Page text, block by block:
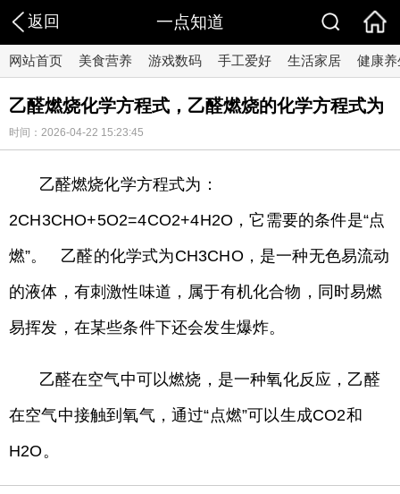
返回 一点知道
网站首页 美食营养 游戏数码 手工爱好 生活家居 健康养
乙醛燃烧化学方程式，乙醛燃烧的化学方程式为
时间：2026-04-22 15:23:45
乙醛燃烧化学方程式为：
2CH3CHO+5O2=4CO2+4H2O，它需要的条件是“点
燃”。 乙醛的化学式为CH3CHO，是一种无色易流动
的液体，有刺激性味道，属于有机化合物，同时易燃
易挥发，在某些条件下还会发生爆炸。
乙醛在空气中可以燃烧，是一种氧化反应，乙醛
在空气中接触到氧气，通过“点燃”可以生成CO2和
H2O。